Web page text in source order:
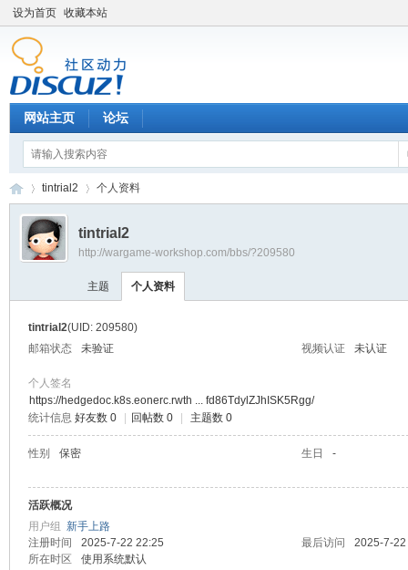
设为首页 收藏本站
网站主页 论坛
›
tintrial2 个人资料
tintrial2
http://wargame-workshop.com/bbs/?209580
主题 个人资料
tintrial2(UID: 209580)
邮箱状态
未验证 视频认证 未认证
个人签名
https://hedgedoc.k8s.eonerc.rwth ... fd86TdylZJhISK5Rgg/
统计信息 好友数 0 回帖数 0 主题数 0
性别 保密 生日 -
活跃概况
用户组 新手上路
注册时间
2025-7-22 22:25 最后访问
2025-7-
所在时区
使用系统默认